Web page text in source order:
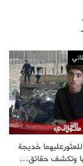
خديجة
وتكشف حقائق…